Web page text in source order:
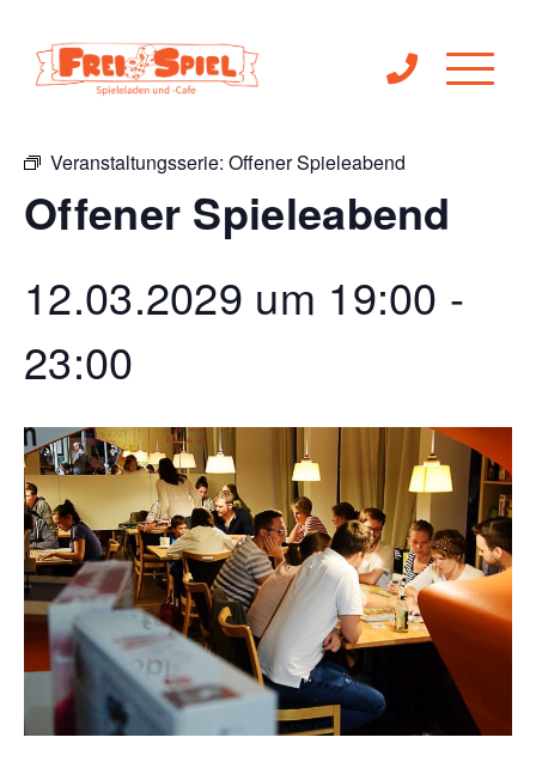
« Alle Veranstaltungen
Veranstaltungsserie: Offener Spieleabend
Offener Spieleabend
12.03.2029 um 19:00 -
23:00